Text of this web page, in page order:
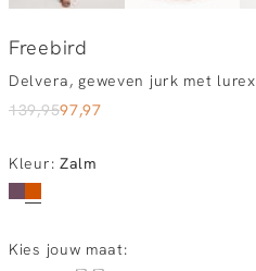
Freebird
Delvera, geweven jurk met lurex
139,9597,97
Kleur: Zalm
Kies jouw maat: